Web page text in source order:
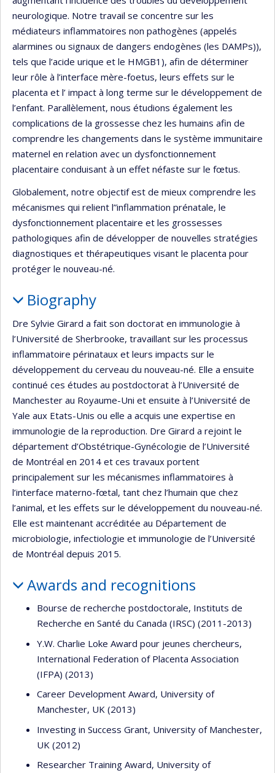
neurologique. Notre travail se concentre sur les
médiateurs inflammatoires non pathogènes (appelés
alarmines ou signaux de dangers endogènes (les DAMPs)),
tels que l’acide urique et le HMGB1), afin de déterminer
leur rôle à l’interface mère-foetus, leurs effets sur le
placenta et l’ impact à long terme sur le développement de
l’enfant. Parallèlement, nous étudions également les
complications de la grossesse chez les humains afin de
comprendre les changements dans le système immunitaire
maternel en relation avec un dysfonctionnement
placentaire conduisant à un effet néfaste sur le fœtus.
Globalement, notre objectif est de mieux comprendre les
mécanismes qui relient l”inflammation prénatale, le
dysfonctionnement placentaire et les grossesses
pathologiques afin de développer de nouvelles stratégies
diagnostiques et thérapeutiques visant le placenta pour
protéger le nouveau-né.
Biography
Dre Sylvie Girard a fait son doctorat en immunologie à
l’Université de Sherbrooke, travaillant sur les processus
inflammatoire périnataux et leurs impacts sur le
développement du cerveau du nouveau-né. Elle a ensuite
continué ces études au postdoctorat à l’Université de
Manchester au Royaume-Uni et ensuite à l’Université de
Yale aux Etats-Unis ou elle a acquis une expertise en
immunologie de la reproduction. Dre Girard a rejoint le
département d’Obstétrique-Gynécologie de l’Université
de Montréal en 2014 et ces travaux portent
principalement sur les mécanismes inflammatoires à
l’interface materno-fœtal, tant chez l’humain que chez
l’animal, et les effets sur le développement du nouveau-né.
Elle est maintenant accréditée au Département de
microbiologie, infectiologie et immunologie de l’Université
de Montréal depuis 2015.
Awards and recognitions
Bourse de recherche postdoctorale, Instituts de
Recherche en Santé du Canada (IRSC) (2011-2013)
Y.W. Charlie Loke Award pour jeunes chercheurs,
International Federation of Placenta Association
(IFPA) (2013)
Career Development Award, University of
Manchester, UK (2013)
Investing in Success Grant, University of Manchester,
UK (2012)
Researcher Training Award, University of